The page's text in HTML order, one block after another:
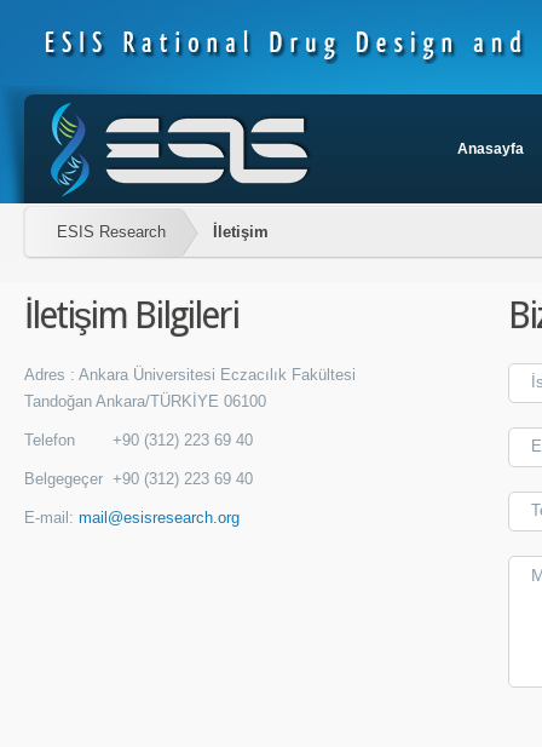
Anasayfa
ESIS Research İletişim
İletişim Bilgileri
Adres : Ankara Üniversitesi Eczacılık Fakültesi
Tandoğan Ankara/TÜRKİYE 06100
Telefon +90 (312) 223 69 40
Belgegeçer +90 (312) 223 69 40
E-mail: mail@esisresearch.org